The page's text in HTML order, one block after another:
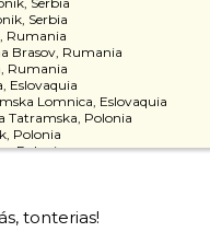
Serbia
Rumania
Brasov, Rumania
Rumania
Eslovaquia
Lomnica, Eslovaquia
Tatramska, Polonia
Polonia
Polonia
Republica Checa
tonterias!